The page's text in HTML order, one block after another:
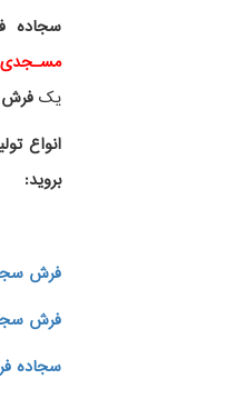
سجاده
مسـجدی
یک
انواع
بروید:
فرش سجاده ای
فرش سجاده 500 شانه
سجاده فرش 500 شانه